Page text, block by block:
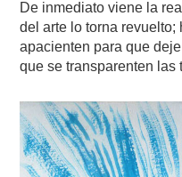
De inmediato viene la
del arte lo torna
apacienten para que
que se transparenten las